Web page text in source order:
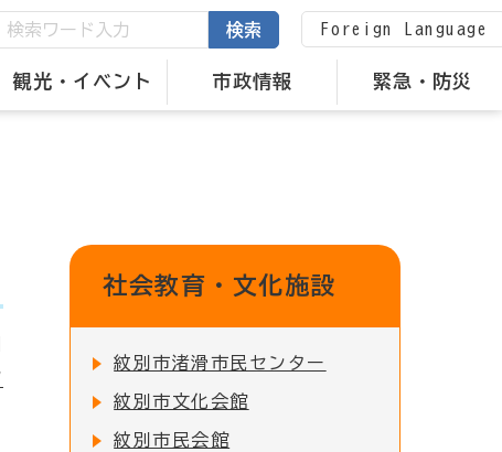
観光・イベント 市政情報 緊急・防災
検索 Foreign Language
社会教育・文化施設
紋別市渚滑市民センター
紋別市文化会館
紋別市民会館